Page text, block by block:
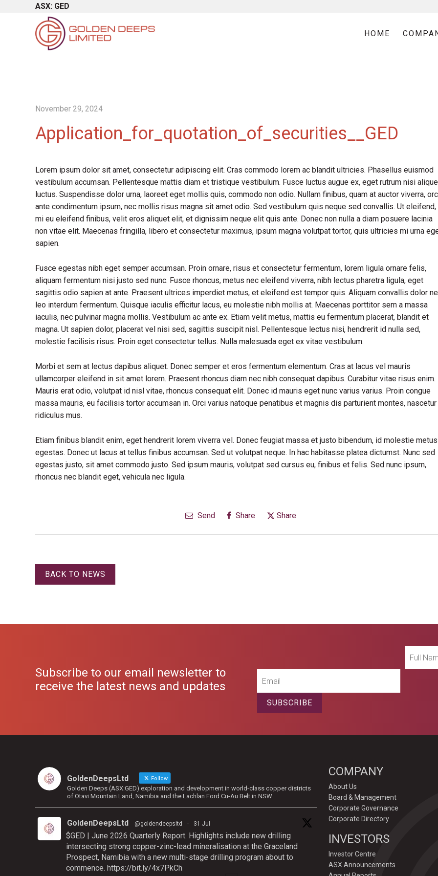
ASX: GED
HOME
November 29, 2024
Application_for_quotation_of_securities__GED
Lorem ipsum dolor sit amet, consectetur adipiscing elit. Cras commodo lorem ac blandit ultricies. Phasellus euismod
vestibulum accumsan. Pellentesque mattis diam et tristique vestibulum. Fusce luctus augue ex, eget rutrum nisi
luctus. Suspendisse dolor urna, laoreet eget mollis quis, commodo non odio. Nullam finibus, quam at auctor viverra,
ante condimentum ipsum, nec mollis risus magna sit amet odio. Sed vestibulum quis neque sed convallis. Ut eleifend,
mi eu eleifend finibus, velit eros aliquet elit, et dignissim neque elit quis ante. Donec non nulla a diam posuere lacinia
non vitae elit. Maecenas fringilla, libero et consectetur maximus, ipsum magna volutpat tortor, quis ultricies mi urna
sapien.
Fusce egestas nibh eget semper accumsan. Proin ornare, risus et consectetur fermentum, lorem ligula ornare felis,
aliquam fermentum nisi justo sed nunc. Fusce rhoncus, metus nec eleifend viverra, nibh lectus pharetra ligula, eget
sagittis odio sapien at ante. Praesent ultrices imperdiet metus, et eleifend est tempor quis. Aliquam convallis dolor
leo interdum fermentum. Quisque iaculis efficitur lacus, eu molestie nibh mollis at. Maecenas porttitor sem a massa
iaculis, nec pulvinar magna mollis. Vestibulum ac ante ex. Etiam velit metus, mattis eu fermentum placerat, blandit et
magna. Ut sapien dolor, placerat vel nisi sed, sagittis suscipit nisl. Pellentesque lectus nisi, hendrerit id nulla sed,
molestie facilisis risus. Proin eget consectetur tellus. Nulla malesuada eget ex vitae vestibulum.
Morbi et sem at lectus dapibus aliquet. Donec semper et eros fermentum elementum. Cras at lacus vel mauris
ullamcorper eleifend in sit amet lorem. Praesent rhoncus diam nec nibh consequat dapibus. Curabitur vitae risus enim.
Mauris erat odio, volutpat id nisl vitae, rhoncus consequat elit. Donec id mauris eget nunc varius varius. Proin congue
massa mauris, eu facilisis tortor accumsan in. Orci varius natoque penatibus et magnis dis parturient montes, nascetur
ridiculus mus.
Etiam finibus blandit enim, eget hendrerit lorem viverra vel. Donec feugiat massa et justo bibendum, id molestie metus
egestas. Donec ut lacus at tellus finibus accumsan. Sed ut volutpat neque. In hac habitasse platea dictumst. Nunc sed
egestas justo, sit amet commodo justo. Sed ipsum mauris, volutpat sed cursus eu, finibus et felis. Sed nunc ipsum,
rhoncus nec blandit eget, vehicula nec ligula.
Send Share Share
BACK TO NEWS
Subscribe to our email newsletter to
receive the latest news and updates
Name
SUBSCRIBE
GoldenDeepsLtd Follow
Golden Deeps (ASX:GED) exploration and development in world-class copper districts
of Otavi Mountain Land, Namibia and the Lachlan Ford Cu-Au Belt in NSW
GoldenDeepsLtd @goldendeepsltd · 31 Jul
$GED | June 2026 Quarterly Report. Highlights include new drilling
intersecting strong copper-zinc-lead mineralisation at the Graceland
Prospect, Namibia with a new multi-stage drilling program about to
commence. https://bit.ly/4x7PkCh
COMPANY
About Us
Board & Management
Corporate Governance
Corporate Directory
INVESTORS
Investor Centre
ASX Announcements